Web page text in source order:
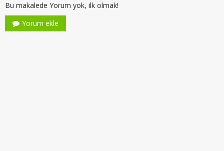
Bu makalede Yorum yok, ilk olmak!
Yorum ekle